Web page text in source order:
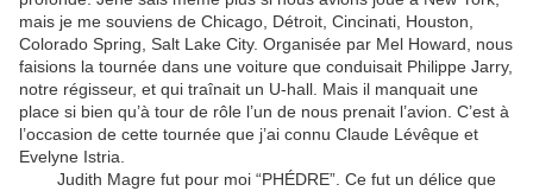
mais je me souviens de Chicago, Détroit, Cincinati, Houston,
Colorado Spring, Salt Lake City. Organisée par Mel Howard, nous
faisions la tournée dans une voiture que conduisait Philippe Jarry,
notre régisseur, et qui traînait un U-hall. Mais il manquait une
place si bien qu’à tour de rôle l’un de nous prenait l’avion. C’est à
l’occasion de cette tournée que j’ai connu Claude Lévêque et
Evelyne Istria.
Judith Magre fut pour moi “PHÉDRE”. Ce fut un délice que